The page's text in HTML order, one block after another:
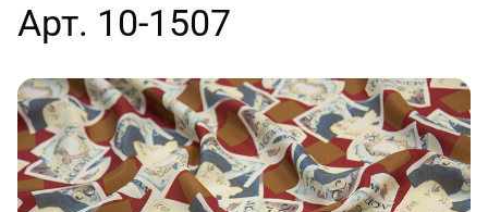
Арт. 10-1507